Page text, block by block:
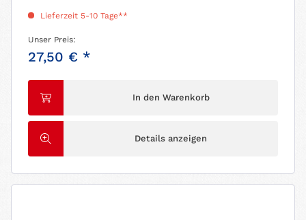
Lieferzeit 5-10 Tage**
Unser Preis:
27,50 € *
In den Warenkorb
Details anzeigen